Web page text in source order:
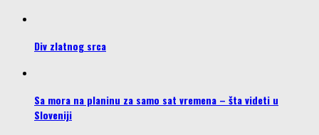
Div zlatnog srca
Sa mora na planinu za samo sat vremena – šta videti u
Sloveniji